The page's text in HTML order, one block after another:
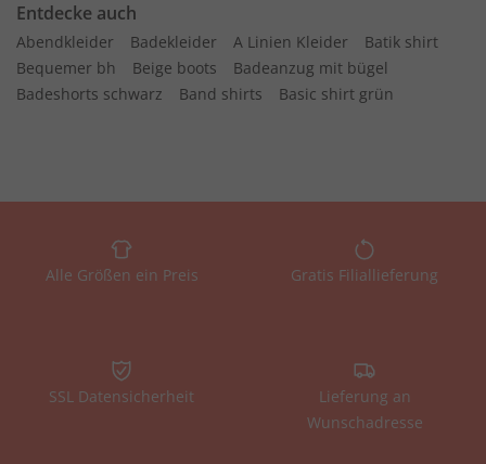
Entdecke auch
Abendkleider Badekleider A Linien Kleider
Batik shirt
Bequemer bh
Beige boots
Badeanzug mit bügel
Badeshorts schwarz
Band shirts Basic shirt grün
Alle Größen ein Preis Gratis Filiallieferung
SSL Datensicherheit
Lieferung an
Wunschadresse